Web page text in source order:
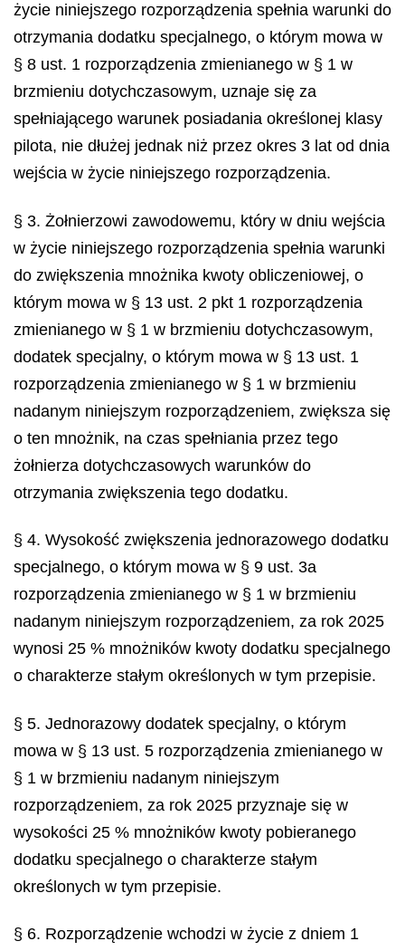
życie niniejszego rozporządzenia spełnia warunki do
otrzymania dodatku specjalnego, o którym mowa w
§ 8 ust. 1 rozporządzenia zmienianego w § 1 w
brzmieniu dotychczasowym, uznaje się za
spełniającego warunek posiadania określonej klasy
pilota, nie dłużej jednak niż przez okres 3 lat od dnia
wejścia w życie niniejszego rozporządzenia.
§ 3. Żołnierzowi zawodowemu, który w dniu wejścia
w życie niniejszego rozporządzenia spełnia warunki
do zwiększenia mnożnika kwoty obliczeniowej, o
którym mowa w § 13 ust. 2 pkt 1 rozporządzenia
zmienianego w § 1 w brzmieniu dotychczasowym,
dodatek specjalny, o którym mowa w § 13 ust. 1
rozporządzenia zmienianego w § 1 w brzmieniu
nadanym niniejszym rozporządzeniem, zwiększa się
o ten mnożnik, na czas spełniania przez tego
żołnierza dotychczasowych warunków do
otrzymania zwiększenia tego dodatku.
§ 4. Wysokość zwiększenia jednorazowego dodatku
specjalnego, o którym mowa w § 9 ust. 3a
rozporządzenia zmienianego w § 1 w brzmieniu
nadanym niniejszym rozporządzeniem, za rok 2025
wynosi 25 % mnożników kwoty dodatku specjalnego
o charakterze stałym określonych w tym przepisie.
§ 5. Jednorazowy dodatek specjalny, o którym
mowa w § 13 ust. 5 rozporządzenia zmienianego w
§ 1 w brzmieniu nadanym niniejszym
rozporządzeniem, za rok 2025 przyznaje się w
wysokości 25 % mnożników kwoty pobieranego
dodatku specjalnego o charakterze stałym
określonych w tym przepisie.
§ 6. Rozporządzenie wchodzi w życie z dniem 1